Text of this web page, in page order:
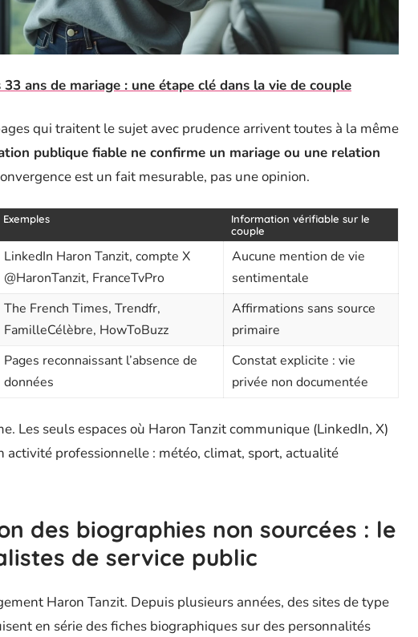
33 ans de mariage : une étape clé dans la vie de couple
qui traitent le sujet avec prudence arrivent toutes à la même
publique fiable ne confirme un mariage ou une relation
est un fait mesurable, pas une opinion.
Exemples
Information vérifiable sur le
couple
LinkedIn Haron Tanzit, compte X
@HaronTanzit, FranceTvPro
Aucune mention de vie
sentimentale
The French Times, Trendfr,
FamilleCélèbre, HowToBuzz
Affirmations sans source
primaire
Pages reconnaissant l’absence de
données
Constat explicite : vie
privée non documentée
Les seuls espaces où Haron Tanzit communique (LinkedIn, X)
activité professionnelle : météo, climat, sport, actualité
des biographies non sourcées : le
de service public
Haron Tanzit. Depuis plusieurs années, des sites de type
en série des fiches biographiques sur des personnalités